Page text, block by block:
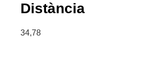
Distància
34,78